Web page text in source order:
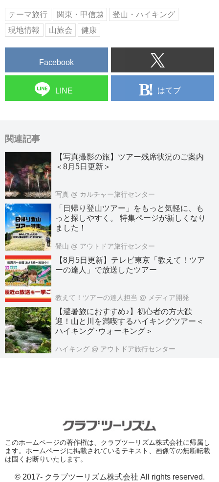
テーマ旅行 関東・甲信越
登山・ハイキング
現地情報
山旅会 健康
Facebook
LINE はてブ
関連記事
【写真撮影の旅】ツアー残席状況のご案内
＜8月5日更新＞
写真 @ カルチャー旅行センター
「日帰り登山ツアー」をもっと気軽に、も
っと探しやすく。 特集ページが新しくなり
ました！
登山 @ アウトドア旅行センター
【8月5日更新】テレビ東京「教えて！ツア
ーの達人」で放送したツアー
教えて！ツアーの達人担当 @ メディア開発
【避暑旅におすすめ♪】初心者の方大歓
迎！山と川を満喫するハイキングツアー＜
ハイキング･ウォーキング＞
ハイキング @ アウトドア旅行センター
このホームページの著作権は、クラブツーリズム株式会社に帰属し
ます。ホームページに掲載されているテキスト、画像等の無断転載
は固くお断りいたします。
© 2017- クラブツーリズム株式会社 All rights reserved.